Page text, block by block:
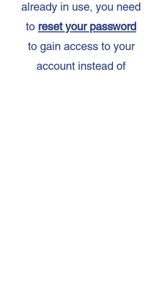
already in use, you need
to reset your password
to gain access to your
account instead of